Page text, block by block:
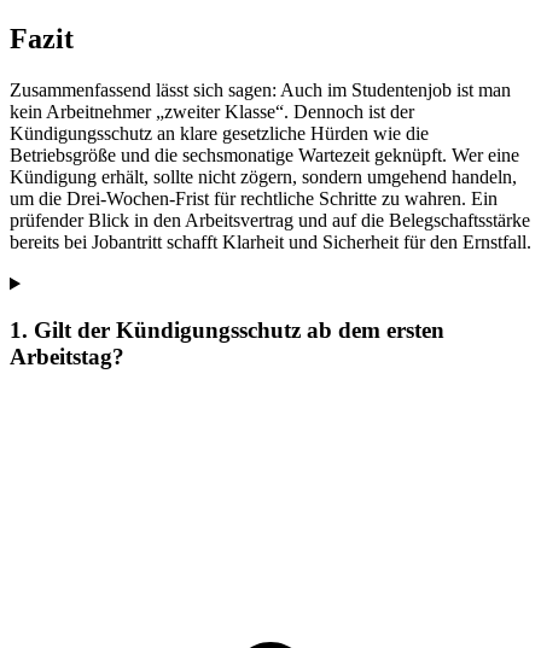
Fazit
Zusammenfassend lässt sich sagen: Auch im Studentenjob ist man
kein Arbeitnehmer „zweiter Klasse“. Dennoch ist der
Kündigungsschutz an klare gesetzliche Hürden wie die
Betriebsgröße und die sechsmonatige Wartezeit geknüpft. Wer eine
Kündigung erhält, sollte nicht zögern, sondern umgehend handeln,
um die Drei-Wochen-Frist für rechtliche Schritte zu wahren. Ein
prüfender Blick in den Arbeitsvertrag und auf die Belegschaftsstärke
bereits bei Jobantritt schafft Klarheit und Sicherheit für den Ernstfall.
1. Gilt der Kündigungsschutz ab dem ersten
Arbeitstag?